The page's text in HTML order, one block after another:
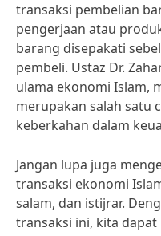
transaksi pembelian
pengerjaan atau
barang disepakati
pembeli. Ustaz Dr.
ulama ekonomi Islam,
merupakan salah satu
keberkahan dalam
Jangan lupa juga
transaksi ekonomi
salam, dan istijrar.
transaksi ini, kita